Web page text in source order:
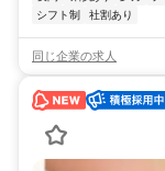
シフト制
社割あり
同じ企業の求人